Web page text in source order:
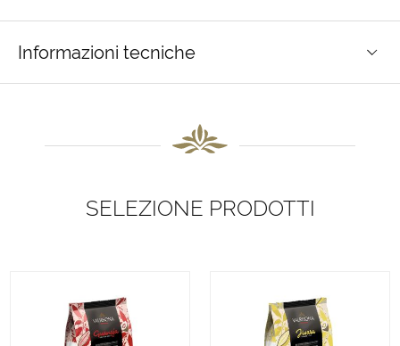
Informazioni tecniche
SELEZIONE PRODOTTI